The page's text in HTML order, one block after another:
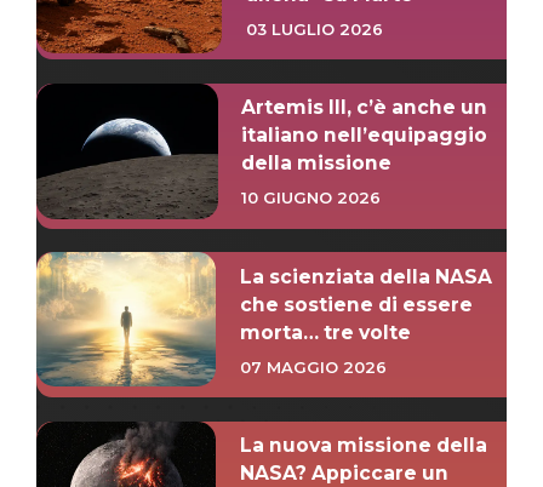
03 LUGLIO 2026
Artemis III, c’è anche un
italiano nell’equipaggio
della missione
10 GIUGNO 2026
La scienziata della NASA
che sostiene di essere
morta… tre volte
07 MAGGIO 2026
La nuova missione della
NASA? Appiccare un